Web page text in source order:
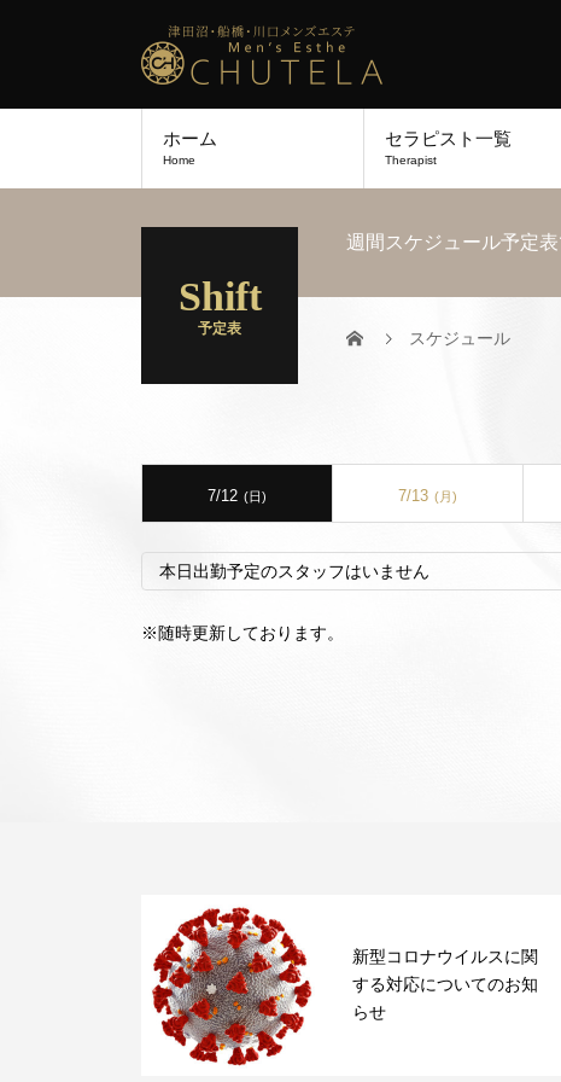
ホーム
Home
セラピスト一覧
Therapist
Shift
予定表
週間スケジュール予定
スケジュール
7/12 (日) 7/13 (月)
本日出勤予定のスタッフはいません
※随時更新しております。
新型コロナウイルスに関
する対応についてのお知
らせ